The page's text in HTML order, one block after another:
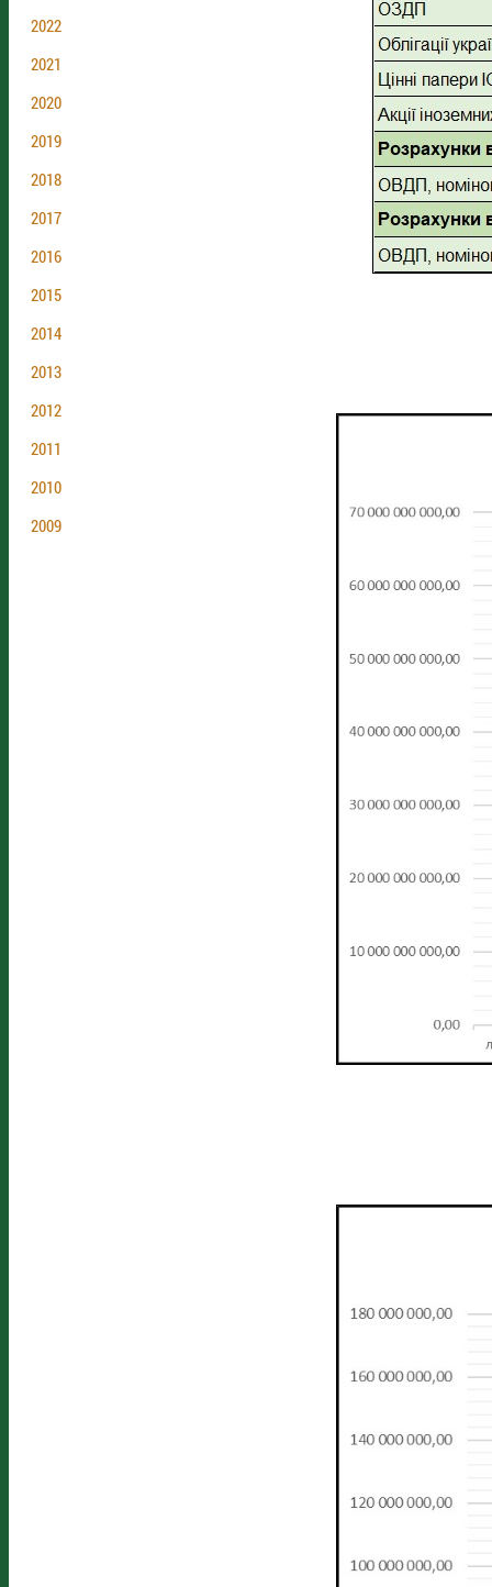
2022
2021
2020
2019
2018
2017
2016
2015
2014
2013
2012
2011
2010
2009